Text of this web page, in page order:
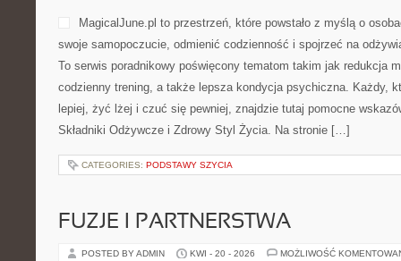
MagicalJune.pl to przestrzeń, które powstało z myślą o
swoje samopoczucie, odmienić codzienność i spojrzeć na
To serwis poradnikowy poświęcony tematom takim jak redukcja
codzienny trening, a także lepsza kondycja psychiczna. Każdy,
lepiej, żyć lżej i czuć się pewniej, znajdzie tutaj pomocne
Składniki Odżywcze i Zdrowy Styl Życia. Na stronie […]
CATEGORIES: PODSTAWY SZYCIA
FUZJE I PARTNERSTWA
POSTED BY ADMIN KWI - 20 - 2026 MOŻLIWOŚĆ